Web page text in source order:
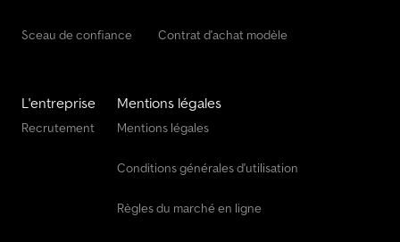
Sceau de confiance Contrat d'achat modèle
L'entreprise
Recrutement
Mentions légales
Mentions légales
Conditions générales d'utilisation
Règles du marché en ligne